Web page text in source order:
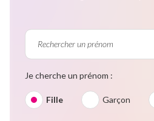
Je cherche un prénom :
Fille Garçon